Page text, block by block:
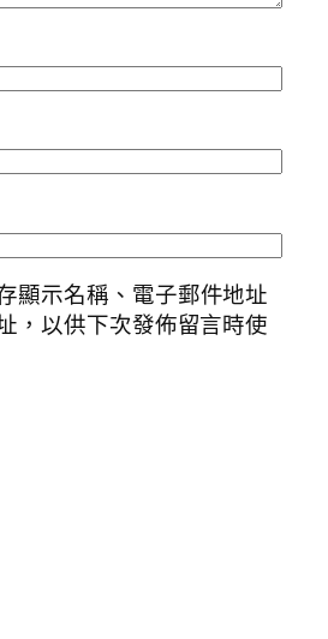
顯示名稱、電子郵件地址
，以供下次發佈留言時使